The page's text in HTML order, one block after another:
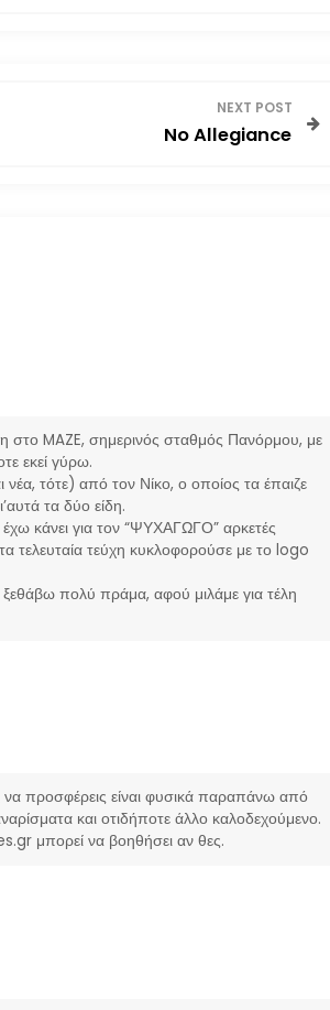
NEXT POST
No Allegiance
στο MAZE, σημερινός σταθμός Πανόρμου, με
εκεί γύρω.
τότε) από τον Νίκο, ο οποίος τα έπαιζε
τα δύο είδη.
κάνει για τον “ΨΥΧΑΓΩΓΟ” αρκετές
τελευταία τεύχη κυκλοφορούσε με το logo
πολύ πράμα, αφού μιλάμε για τέλη
να προσφέρεις είναι φυσικά παραπάνω από
και οτιδήποτε άλλο καλοδεχούμενο.
μπορεί να βοηθήσει αν θες.